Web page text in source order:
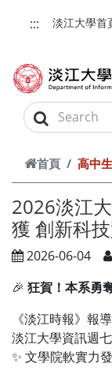
:::
淡江大學首
首頁 高中
2026淡江
獲 創新科
2026-06-04
🎉 狂賀！本系勇
《淡江時報》報
淡江大學資訊週
✨ 文學院軟實力